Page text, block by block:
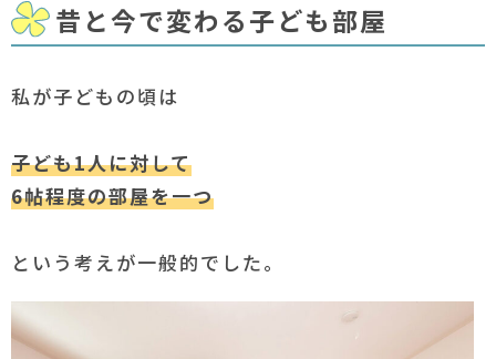
昔と今で変わる子ども部屋
私が子どもの頃は
子ども1人に対して
6帖程度の部屋を一つ
という考えが一般的でした。